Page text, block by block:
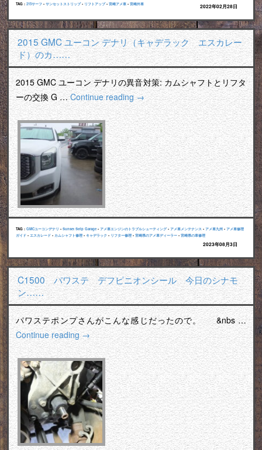
TAG : 215サーフ • サンセットストリップ• リフトアップ• 宮崎アメ車 • 宮崎外車 2022年02月28日
2015 GMC ユーコン デナリ（キャデラック エスカレー
ド）のカ……
2015 GMC ユーコン デナリの異音対策: カムシャフトとリフタ
ーの交換 G …Continue reading→
TAG : GMCユーコンデナリ • Sunset Strip Garage • アメ車エンジンのトラブルシューティング• アメ車メンテナンス • アメ車九州 • アメ車修理
ガイド • エスカレード • カムシャフト修理 • キャデラック • リフター修理 • 宮崎県のアメ車ディーラー • 宮崎県の車修理
2023年08月3日
C1500 パワステ デフピニオンシール 今日のシナモ
ン……
パワステポンプさんがこんな感じだったので。 &nbs …
Continue reading→